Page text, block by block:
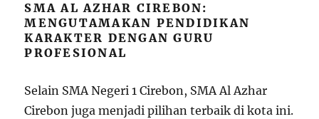
SMA AL AZHAR CIREBON:
MENGUTAMAKAN PENDIDIKAN
KARAKTER DENGAN GURU
PROFESIONAL
Selain SMA Negeri 1 Cirebon, SMA Al Azhar
Cirebon juga menjadi pilihan terbaik di kota ini.